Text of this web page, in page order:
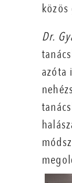
Dr.
azóta